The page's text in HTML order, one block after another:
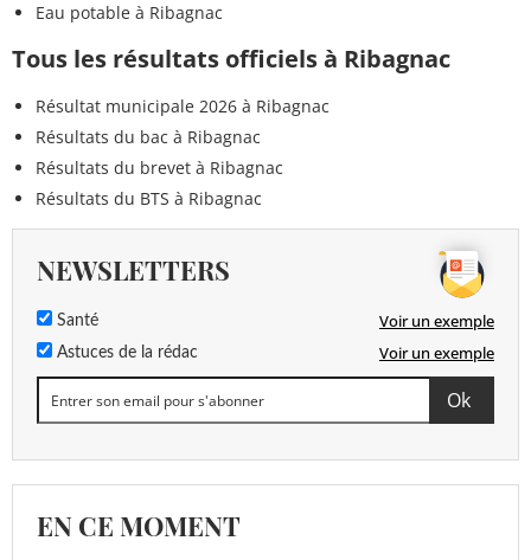
Eau potable à Ribagnac
Tous les résultats officiels à Ribagnac
Résultat municipale 2026 à Ribagnac
Résultats du bac à Ribagnac
Résultats du brevet à Ribagnac
Résultats du BTS à Ribagnac
NEWSLETTERS
Santé Voir un exemple
Astuces de la rédac Voir un exemple
EN CE MOMENT